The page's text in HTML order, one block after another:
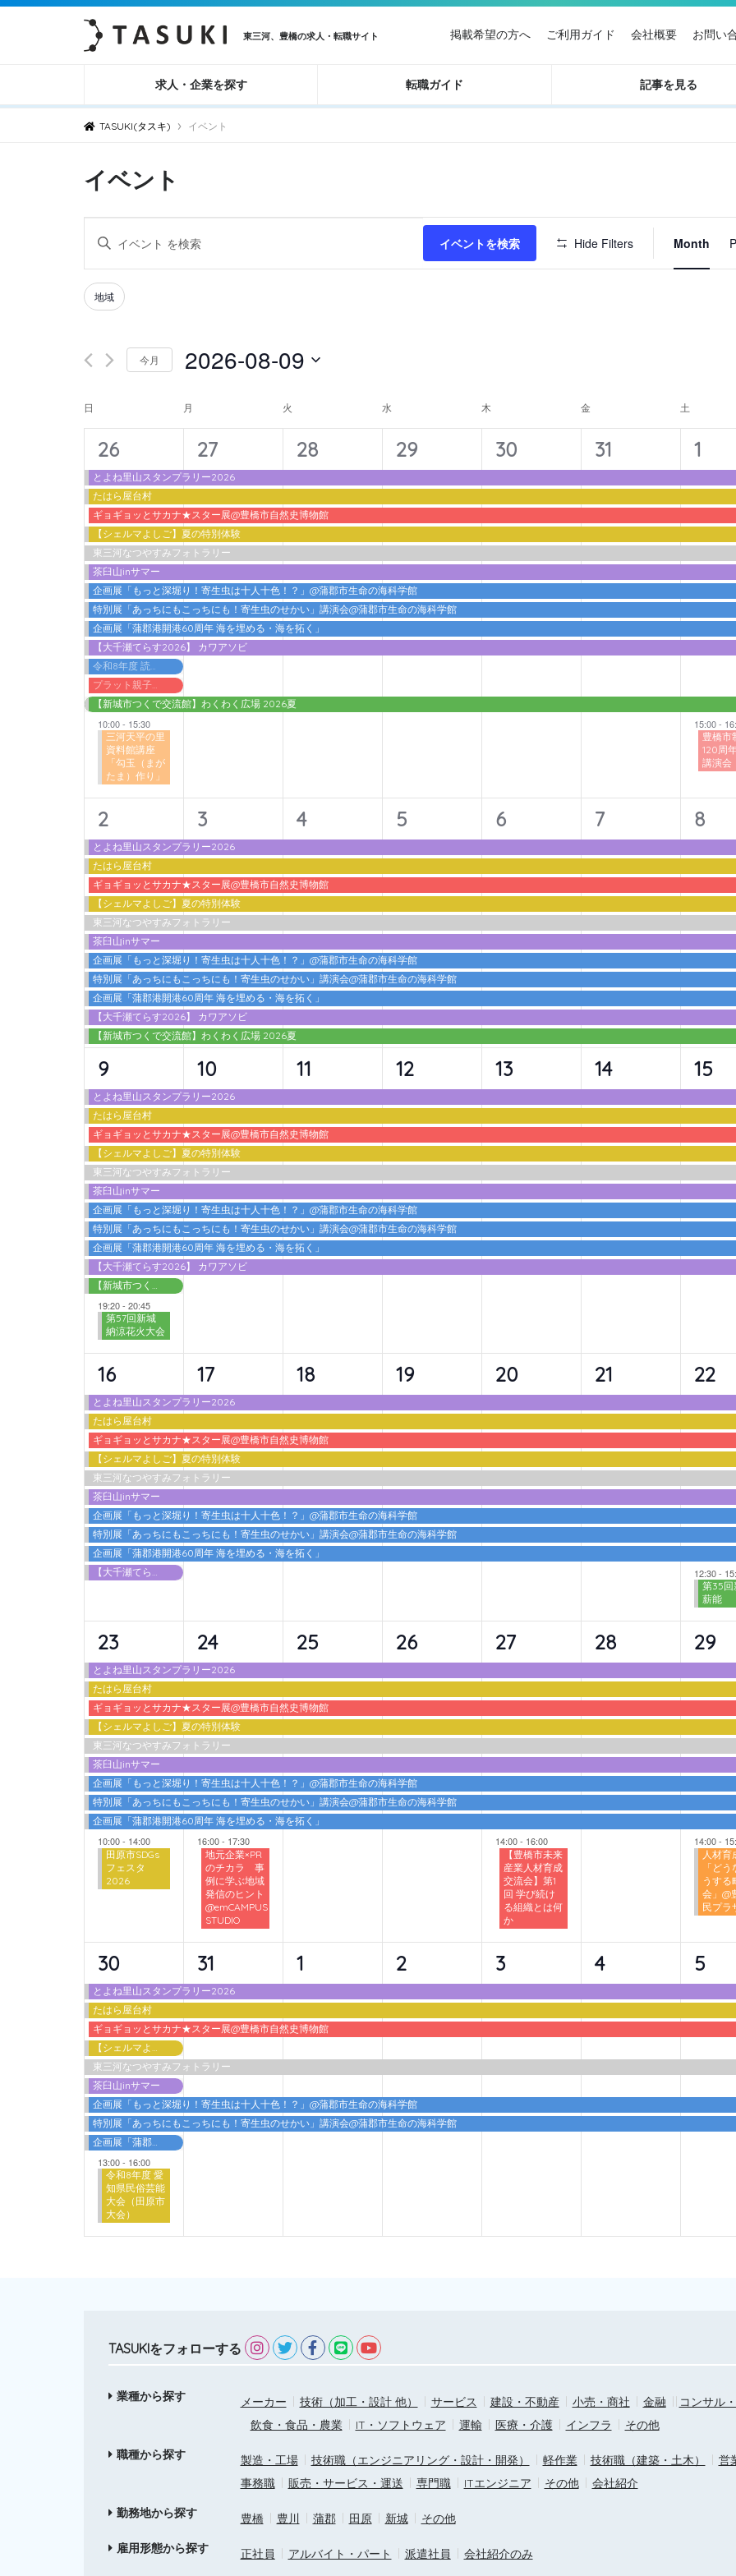
東三河、豊橋の求人・転職サイト 掲載希望の方へ ご利用ガイド 会社概要 お問い
求人・企業を探す 転職ガイド 記事を見る
TASUKI(タスキ) › イベント
イベント
イ
ベ
ン
ト
検
し
て
ナ
ビ
ゲ
ー
シ
ョ
ン
を
表
示
ワ
ー
を
く
だ
さ
い。
キ
ー
ワ
ー
ド
で
イ
索
し
ま
す。
イベントを検索 Hide Filters
ベ
ン
ョ
ン
Month
Filters
Changing
any
the
inputs
will
cause
the
list
of
events
to
refresh
with
the
filtered
results.
地域
今月 2026-08-09
付
を
択
イ
ベ
ン
ト
の
カ
レ
ン
ダ
ー
日 月 火 水 木 金 土
14
イ
ベ
ン
ト,
26
とよね里山スタンプラリー2026
たはら屋台村
ギョギョッとサカナ★スター展@豊橋市自然史博物館
【シェルマよしご】夏の特別体験
東三河なつやすみフォトラリー
茶臼山inサマー
企画展「もっと深堀り！寄生虫は十人十色！？」@蒲郡市生命の海科学館
特別展「あっちにもこっちにも！寄生虫のせかい」講演会@蒲郡市生命の海科学館
企画展「蒲郡港開港60周年 海を埋める・海を拓く」
【大千瀬てらす2026】 カワアソビ
令和8年度 読書感想文書いちゃうデー@蒲郡市立図書館
プラット親子わくわくプログラム2026 アガット＆アドリアン『ノ．ルム －ふたりのバランス－』
【新城市つくで交流館】わくわく広場 2026夏
10:00- 15:30
三河天平の里
資料館講座
「勾玉（まが
たま）作り」
11
イ
ベ
ン
ト,
27
11
イ
ベ
ン
ト,
28
11
イ
ベ
ン
ト,
29
11
イ
ベ
ン
ト,
30
11
イ
ベ
ン
ト,
31
12
イ
ベ
ン
ト,
1
15:00-
豊橋市
120周
講演会
11
イ
ベ
ン
ト,
2
とよね里山スタンプラリー2026
たはら屋台村
ギョギョッとサカナ★スター展@豊橋市自然史博物館
【シェルマよしご】夏の特別体験
東三河なつやすみフォトラリー
茶臼山inサマー
企画展「もっと深堀り！寄生虫は十人十色！？」@蒲郡市生命の海科学館
特別展「あっちにもこっちにも！寄生虫のせかい」講演会@蒲郡市生命の海科学館
企画展「蒲郡港開港60周年 海を埋める・海を拓く」
【大千瀬てらす2026】 カワアソビ
【新城市つくで交流館】わくわく広場 2026夏
11
イ
ベ
ン
ト,
3
11
イ
ベ
ン
ト,
4
11
イ
ベ
ン
ト,
5
11
イ
ベ
ン
ト,
6
11
イ
ベ
ン
ト,
7
11
イ
ベ
ン
ト,
8
12
イ
ベ
ン
ト,
9
とよね里山スタンプラリー2026
たはら屋台村
ギョギョッとサカナ★スター展@豊橋市自然史博物館
【シェルマよしご】夏の特別体験
東三河なつやすみフォトラリー
茶臼山inサマー
企画展「もっと深堀り！寄生虫は十人十色！？」@蒲郡市生命の海科学館
特別展「あっちにもこっちにも！寄生虫のせかい」講演会@蒲郡市生命の海科学館
企画展「蒲郡港開港60周年 海を埋める・海を拓く」
【大千瀬てらす2026】 カワアソビ
【新城市つくで交流館】わくわく広場 2026夏
19:20- 20:45
第57回新城
納涼花火大会
10
イ
ベ
ン
ト,
10
10
イ
ベ
ン
ト,
11
10
イ
ベ
ン
ト,
12
10
イ
ベ
ン
ト,
13
10
イ
ベ
ン
ト,
14
10
イ
ベ
ン
ト,
15
10
イ
ベ
ン
ト,
16
とよね里山スタンプラリー2026
たはら屋台村
ギョギョッとサカナ★スター展@豊橋市自然史博物館
【シェルマよしご】夏の特別体験
東三河なつやすみフォトラリー
茶臼山inサマー
企画展「もっと深堀り！寄生虫は十人十色！？」@蒲郡市生命の海科学館
特別展「あっちにもこっちにも！寄生虫のせかい」講演会@蒲郡市生命の海科学館
企画展「蒲郡港開港60周年 海を埋める・海を拓く」
【大千瀬てらす2026】 カワアソビ
9
イ
ベ
ン
ト,
17
9
イ
ベ
ン
ト,
18
9
イ
ベ
ン
ト,
19
9
イ
ベ
ン
ト,
20
9
イ
ベ
ン
ト,
21
10
イ
ベ
ン
ト,
22
12:30-
第35回
薪能
10
イ
ベ
ン
ト,
23
とよね里山スタンプラリー2026
たはら屋台村
ギョギョッとサカナ★スター展@豊橋市自然史博物館
【シェルマよしご】夏の特別体験
東三河なつやすみフォトラリー
茶臼山inサマー
企画展「もっと深堀り！寄生虫は十人十色！？」@蒲郡市生命の海科学館
特別展「あっちにもこっちにも！寄生虫のせかい」講演会@蒲郡市生命の海科学館
企画展「蒲郡港開港60周年 海を埋める・海を拓く」
10:00- 14:00
田原市SDGs
フェスタ
2026
10
イ
ベ
ン
ト,
24
16:00- 17:30
地元企業×PR
のチカラ 事
例に学ぶ地域
発信のヒント
@emCAMPUS
STUDIO
9
イ
ベ
ン
ト,
25
9
イ
ベ
ン
ト,
26
10
イ
ベ
ン
ト,
27
14:00- 16:00
【豊橋市未来
産業人材育成
交流会】第1
回 学び続け
る組織とは何
か
9
イ
ベ
ン
ト,
28
10
イ
ベ
ン
ト,
29
14:00-
人材育
「ど
うする
会」@
民プラ
10
イ
ベ
ン
ト,
30
とよね里山スタンプラリー2026
たはら屋台村
ギョギョッとサカナ★スター展@豊橋市自然史博物館
東三河なつやすみフォトラリー
茶臼山inサマー
企画展「もっと深堀り！寄生虫は十人十色！？」@蒲郡市生命の海科学館
特別展「あっちにもこっちにも！寄生虫のせかい」講演会@蒲郡市生命の海科学館
13:00- 16:00
令和8年度 愛
知県民俗芸能
大会（田原市
大会）
6
イ
ベ
ト,
31
6
イ
ベ
ト,
1
6
イ
ベ
ト,
2
6
イ
ベ
ト,
3
6
イ
ベ
ト,
4
6
イ
ベ
ト,
5
TASUKIをフォローする
業種から探す メーカー 技術（加工・設計 他） サービス 建設・不動産 小売・商社 金融
コンサル
飲食・食品・農業
IT・ソフトウェア 運輸 医療・介護 インフラ
その他
職種から探す
製造・工場 技術職（エンジニアリング・設計・開発） 軽作業 技術職（建築・土木）
営
事務職
販売・サービス・運送 専門職 ITエンジニア その他
会社紹介
勤務地から探す
豊橋 豊川 蒲郡 田原 新城
その他
雇用形態から探す
正社員 アルバイト・パート 派遣社員
会社紹介のみ